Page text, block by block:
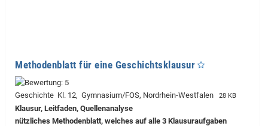
Methodenblatt für eine Geschichtsklausur
Geschichte Kl. 12, Gymnasium/FOS, Nordrhein-Westfalen 28 KB
Klausur, Leitfaden, Quellenanalyse
nützliches Methodenblatt, welches auf alle 3 Klausuraufgaben